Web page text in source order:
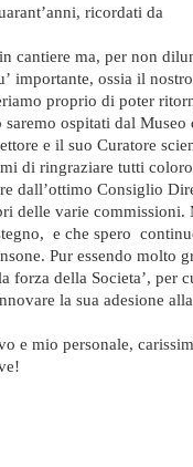
ricordati da
cantiere ma, per non
importante, ossia il
proprio di poter
saremo ospitati dal
e il suo Curatore
di ringraziare tutti
dall’ottimo Consiglio
delle varie
e che spero
Pur essendo molto
forza della Societa’, per
la sua adesione
e mio personale,